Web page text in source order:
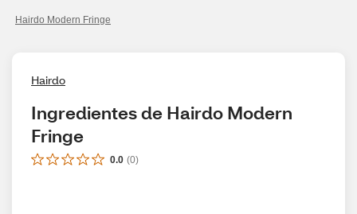
Hairdo Modern Fringe
Hairdo
Ingredientes de Hairdo Modern
Fringe
0.0 (0)